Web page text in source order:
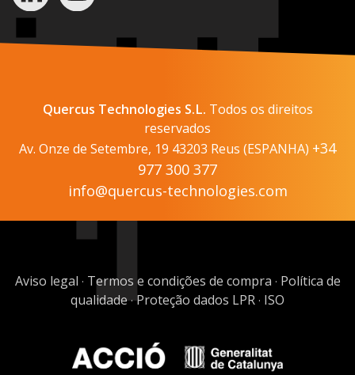
Quercus Technologies S.L. Todos os direitos
reservados
Av. Onze de Setembre, 19 43203 Reus (ESPANHA) +34
977 300 377
info@quercus-technologies.com
Aviso legal · Termos e condições de compra · Política de
qualidade·Proteção dados LPR · ISO